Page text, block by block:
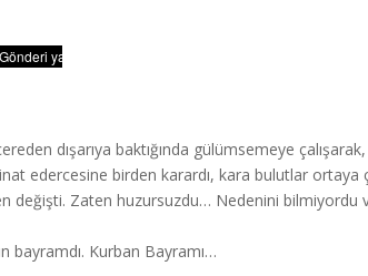
dışarıya baktığında gülümsemeye
edercesine birden karardı, kara bulutlar ortaya
değişti. Zaten huzursuzdu… Nedenini bilmiyordu
bayramdı. Kurban Bayramı…